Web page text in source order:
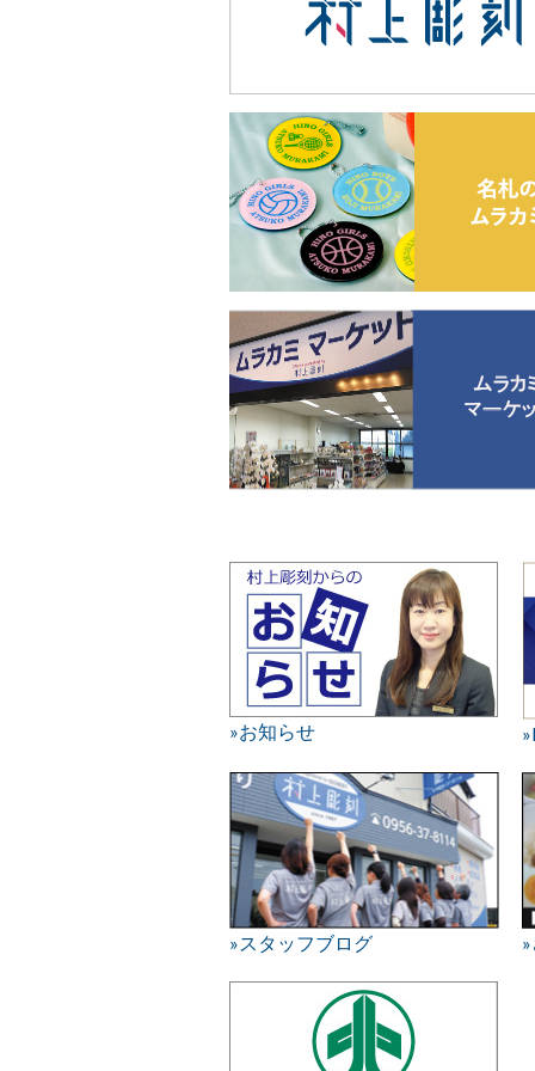
»お知らせ
»スタッフブログ